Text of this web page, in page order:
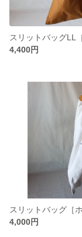
4,400円
4,000円